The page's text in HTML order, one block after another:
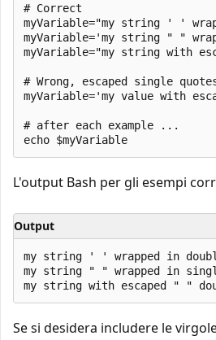
# Correct
myVariable="my string ' '
myVariable='my string " "
myVariable="my string with
# Wrong, escaped single
myVariable='my value with
# after each example ...
L'output Bash per gli esempi
Output
my string ' ' wrapped in
my string " " wrapped in
Se si desidera includere le